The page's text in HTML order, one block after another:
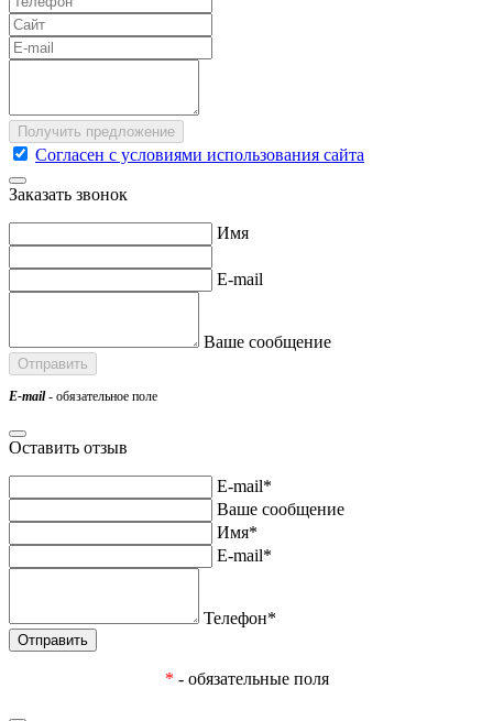
Согласен с условиями использования сайта
Заказать звонок
Имя
E-mail
Ваше сообщение
E-mail- обязательное поле
Оставить отзыв
E-mail*
Ваше сообщение
Имя*
E-mail*
Телефон*
* - обязательные поля